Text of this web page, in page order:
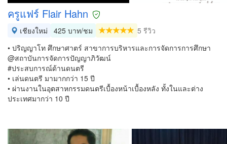
ครูแฟร์ Flair Hahn
เชียงใหม่ 425 บาท/ชม
5 รีวิว
• ปริญญาโท ศึกษาศาตร์ สาขาการบริหารและการจัดการการศึกษา
@สถาบันการจัดการปัญญาภิวัฒน์
#ประสบการณ์​ด้านดนตรี
• เล่นดนตรี มามากกว่า 15 ปี
• ผ่านงานในอุตสาหกรรมดนตรีเบื้องหน้าเบื้องหลัง ทั้งในและต่าง
ประเทศมากว่า 10 ปี